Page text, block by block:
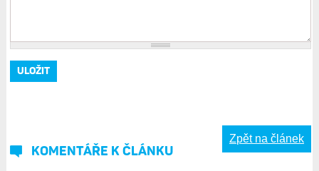
KOMENTÁŘE K ČLÁNKU
Zpět na článek